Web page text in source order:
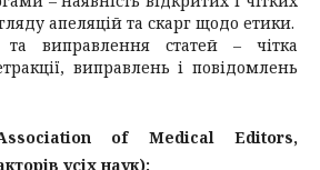
апеляцій та скарг щодо етики.
та виправлення статей – чітка
виправлень і повідомлень
of Medical Editors,
усіх наук):